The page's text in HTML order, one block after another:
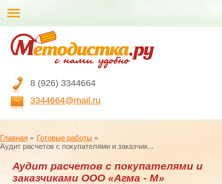
8 (926) 3344664
3344664@mail.ru
Главная
Готовые работы
Аудит расчетов с покупателями и заказчик...
Аудит расчетов с покупателями и
заказчиками ООО «Агма - М»